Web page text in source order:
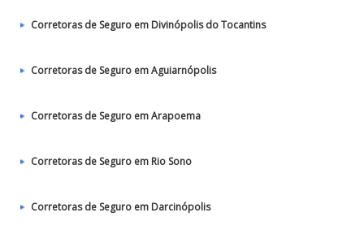
Corretoras de Seguro em Divinópolis do Tocantins
Corretoras de Seguro em Aguiarnópolis
Corretoras de Seguro em Arapoema
Corretoras de Seguro em Rio Sono
Corretoras de Seguro em Darcinópolis